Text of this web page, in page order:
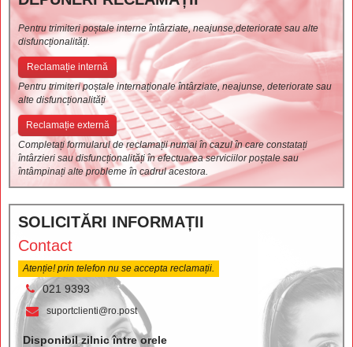
Pentru trimiteri poștale interne întârziate, neajunse,deteriorate sau alte
disfuncționalități.
Reclamație internă
Pentru trimiteri poștale internaționale întârziate, neajunse, deteriorate sau
alte disfuncționalități
Reclamație externă
Completați formularul de reclamații numai în cazul în care constatați
întârzieri sau disfuncționalități în efectuarea serviciilor poștale sau
întâmpinați alte probleme în cadrul acestora.
SOLICITĂRI INFORMAȚII
Contact
Atenție! prin telefon nu se accepta reclamații.
021 9393
suportclienti@ro.post
Disponibil zilnic între orele